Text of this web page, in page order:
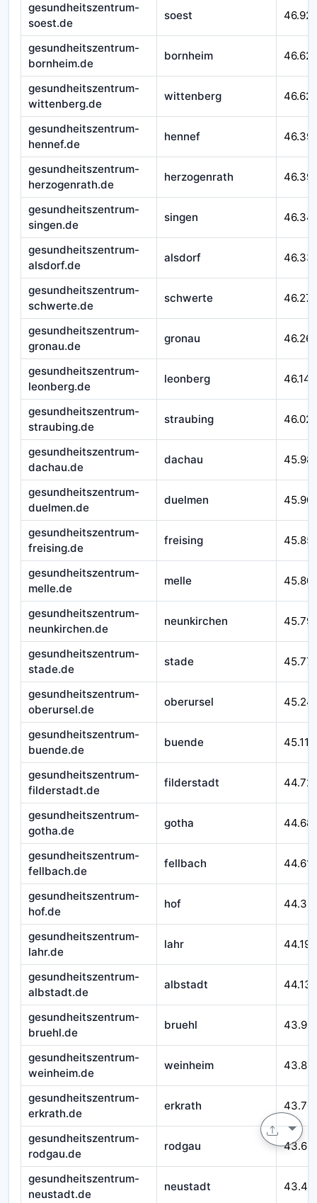
gesundheitszentrum-
soest.de
soest
gesundheitszentrum-
bornheim.de
bornheim
gesundheitszentrum-
wittenberg.de
wittenberg 46.621
gesundheitszentrum-
hennef.de
hennef
gesundheitszentrum-
herzogenrath.de
herzogenrath
gesundheitszentrum-
singen.de
singen
gesundheitszentrum-
alsdorf.de
alsdorf
gesundheitszentrum-
schwerte.de
schwerte
gesundheitszentrum-
gronau.de
gronau
gesundheitszentrum-
leonberg.de
leonberg 46.143
gesundheitszentrum-
straubing.de
straubing
gesundheitszentrum-
dachau.de
dachau
gesundheitszentrum-
duelmen.de
duelmen
gesundheitszentrum-
freising.de
freising
gesundheitszentrum-
melle.de
melle
gesundheitszentrum-
neunkirchen.de
neunkirchen
gesundheitszentrum-
stade.de
stade
gesundheitszentrum-
oberursel.de
oberursel
gesundheitszentrum-
buende.de
buende 45.116
gesundheitszentrum-
filderstadt.de
filderstadt 44.721
gesundheitszentrum-
gotha.de
gotha
gesundheitszentrum-
fellbach.de
fellbach 44.611
gesundheitszentrum-
hof.de
hof
gesundheitszentrum-
lahr.de
lahr 44.195
gesundheitszentrum-
albstadt.de
albstadt 44.135
gesundheitszentrum-
bruehl.de
bruehl
gesundheitszentrum-
weinheim.de
weinheim
gesundheitszentrum-
erkrath.de
erkrath
gesundheitszentrum-
rodgau.de
rodgau
gesundheitszentrum-
neustadt.de
neustadt